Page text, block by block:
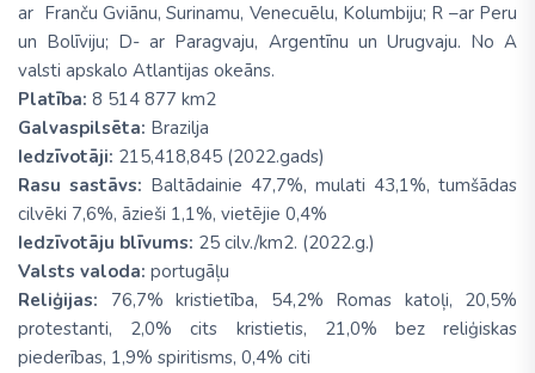
ar Franču Gviānu, Surinamu, Venecuēlu, Kolumbiju; R –ar Peru
un Bolīviju; D- ar Paragvaju, Argentīnu un Urugvaju. No A
valsti apskalo Atlantijas okeāns.
Platība: 8 514 877 km2
Galvaspilsēta: Brazilja
Iedzīvotāji: 215,418,845 (2022.gads)
Rasu sastāvs: Baltādainie 47,7%, mulati 43,1%, tumšādas
cilvēki 7,6%, āzieši 1,1%, vietējie 0,4%
Iedzīvotāju blīvums: 25 cilv./km2. (2022.g.)
Valsts valoda: portugāļu
Reliģijas: 76,7% kristietība, 54,2% Romas katoļi, 20,5%
protestanti, 2,0% cits kristietis, 21,0% bez reliģiskas
piederības, 1,9% spiritisms, 0,4% citi